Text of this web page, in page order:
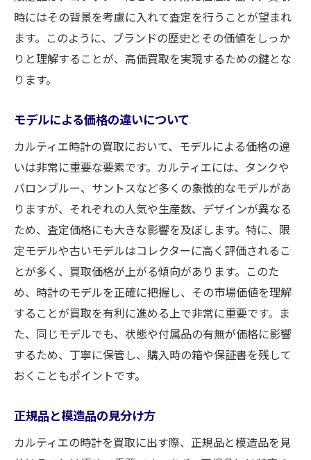
時にはその背景を考慮に入れて査定を行うことが望まれ
ます。このように、ブランドの歴史とその価値をしっか
りと理解することが、高価買取を実現するための鍵とな
ります。
モデルによる価格の違いについて
カルティエ時計の買取において、モデルによる価格の違
いは非常に重要な要素です。カルティエには、タンクや
バロンブルー、サントスなど多くの象徴的なモデルがあ
りますが、それぞれの人気や生産数、デザインが異なる
ため、査定価格にも大きな影響を及ぼします。特に、限
定モデルや古いモデルはコレクターに高く評価されるこ
とが多く、買取価格が上がる傾向があります。このた
め、時計のモデルを正確に把握し、その市場価値を理解
することが買取を有利に進める上で非常に重要です。ま
た、同じモデルでも、状態や付属品の有無が価格に影響
するため、丁寧に保管し、購入時の箱や保証書を残して
おくこともポイントです。
正規品と模造品の見分け方
カルティエの時計を買取に出す際、正規品と模造品を見